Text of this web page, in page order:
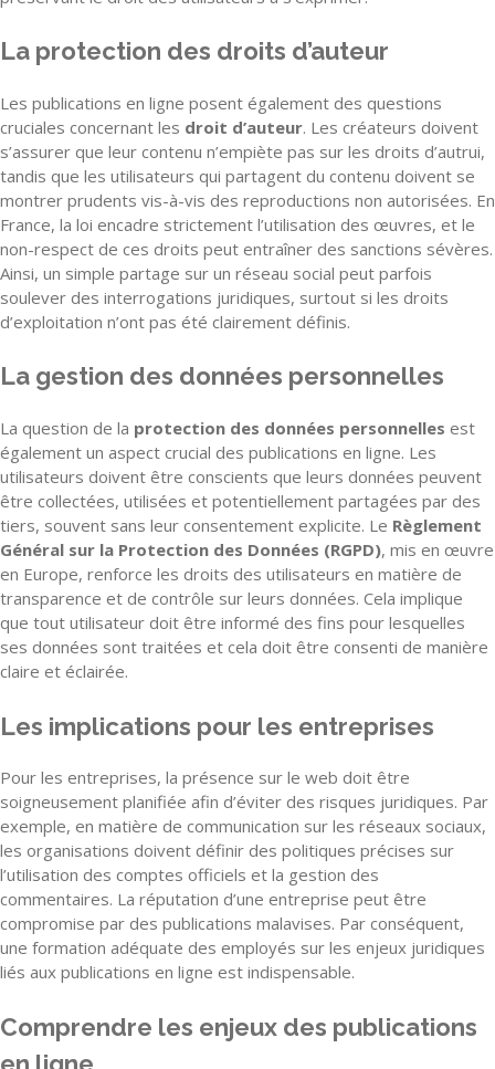
La protection des droits d’auteur
Les publications en ligne posent également des questions
cruciales concernant les droit d’auteur. Les créateurs doivent
s’assurer que leur contenu n’empiète pas sur les droits d’autrui,
tandis que les utilisateurs qui partagent du contenu doivent se
montrer prudents vis-à-vis des reproductions non autorisées. En
France, la loi encadre strictement l’utilisation des œuvres, et le
non-respect de ces droits peut entraîner des sanctions sévères.
Ainsi, un simple partage sur un réseau social peut parfois
soulever des interrogations juridiques, surtout si les droits
d’exploitation n’ont pas été clairement définis.
La gestion des données personnelles
La question de la protection des données personnelles est
également un aspect crucial des publications en ligne. Les
utilisateurs doivent être conscients que leurs données peuvent
être collectées, utilisées et potentiellement partagées par des
tiers, souvent sans leur consentement explicite. Le Règlement
Général sur la Protection des Données (RGPD), mis en œuvre
en Europe, renforce les droits des utilisateurs en matière de
transparence et de contrôle sur leurs données. Cela implique
que tout utilisateur doit être informé des fins pour lesquelles
ses données sont traitées et cela doit être consenti de manière
claire et éclairée.
Les implications pour les entreprises
Pour les entreprises, la présence sur le web doit être
soigneusement planifiée afin d’éviter des risques juridiques. Par
exemple, en matière de communication sur les réseaux sociaux,
les organisations doivent définir des politiques précises sur
l’utilisation des comptes officiels et la gestion des
commentaires. La réputation d’une entreprise peut être
compromise par des publications malavises. Par conséquent,
une formation adéquate des employés sur les enjeux juridiques
liés aux publications en ligne est indispensable.
Comprendre les enjeux des publications
en ligne